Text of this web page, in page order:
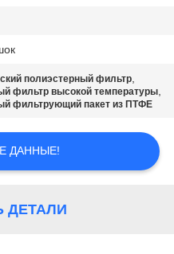
полиэстерный фильтр,
фильтр высокой температуры,
фильтрующий пакет из ПТФЕ
ДАННЫЕ!
ДЕТАЛИ